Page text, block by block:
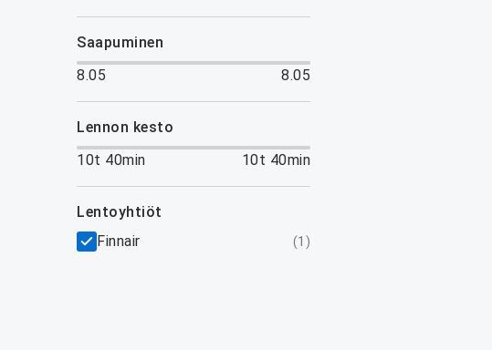
saapuminen
8.05
8.05
lennon kesto
10t 40min
10t 40min
lentoyhtiöt
Finnair
(1 )